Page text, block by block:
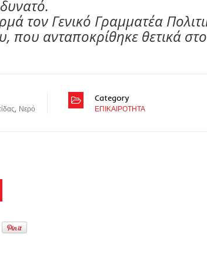
τον Γενικό Γραμματέα
που ανταποκρίθηκε θετικά
, Νερό
Category
ΕΠΙΚΑΙΡΟΤΗΤΑ